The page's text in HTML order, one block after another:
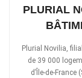
PLURIAL
Plurial Novilia,
de 39 000
d’Île-de-